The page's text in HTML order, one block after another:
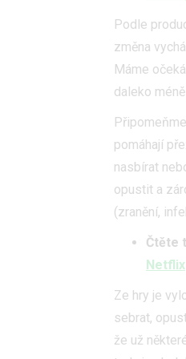
Podle
změna
Máme
daleko
pomáhají
nasbírat
opustit a
(zranění,
Čtěte
Netflix
Ze hry je
sebrat,
že už